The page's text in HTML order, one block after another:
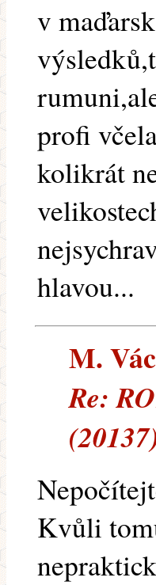
v
profi
kolikrát
hlavou...
M.
Re:
Kvůli